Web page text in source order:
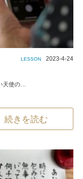
2023-4-24
LESSON
天使の…
続きを読む